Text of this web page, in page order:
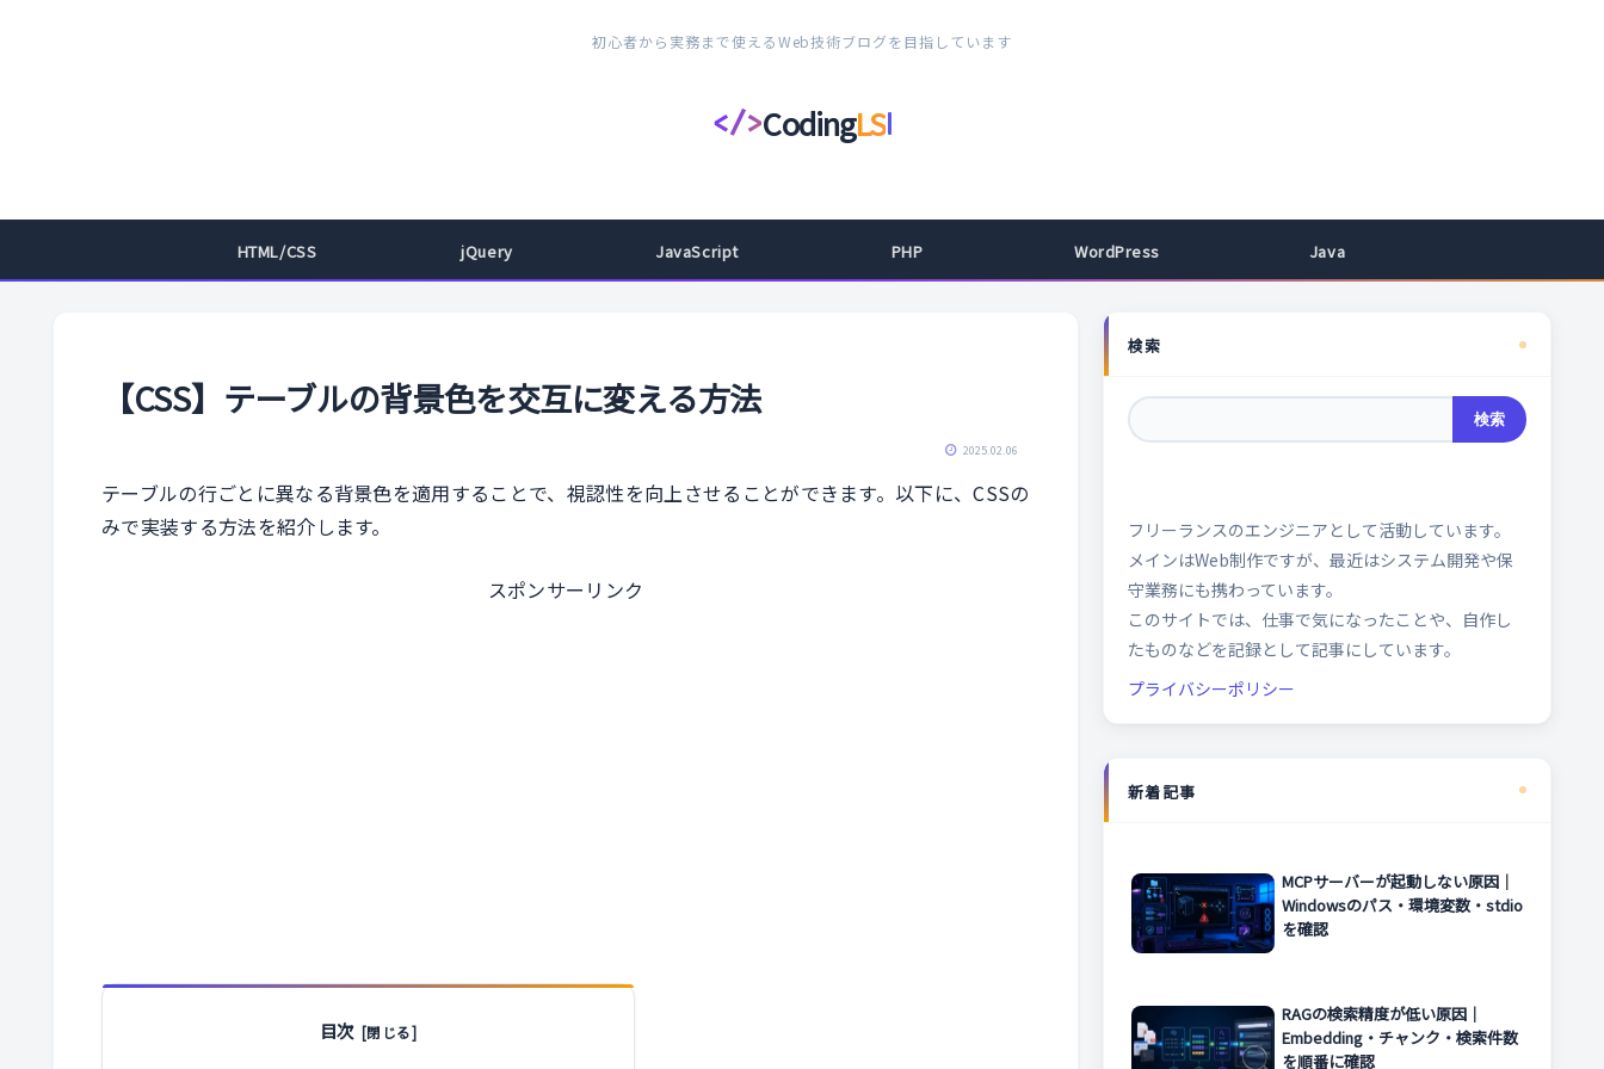
初心者から実務まで使えるWeb技術ブログを目指しています
</>CodingLS
コ
ィ
フ
イ
HTML/CSS jQuery JavaScript PHP WordPress Java
【CSS】テーブルの背景色を交互に変える方法
2025.02.06
テーブルの行ごとに異なる背景色を適用することで、視認性を向上させることができます。以下に、CSSの
みで実装する方法を紹介します。
スポンサーリンク
目次
検索
検索
フリーランスのエンジニアとして活動しています。
メインはWeb制作ですが、最近はシステム開発や保
守業務にも携わっています。
このサイトでは、仕事で気になったことや、自作し
たものなどを記録として記事にしています。
プライバシーポリシー
新着記事
MCPサーバーが起動しない原因｜
Windowsのパス・環境変数・stdio
を確認
RAGの検索精度が低い原因｜
Embedding・チャンク・検索件数
を順番に確認